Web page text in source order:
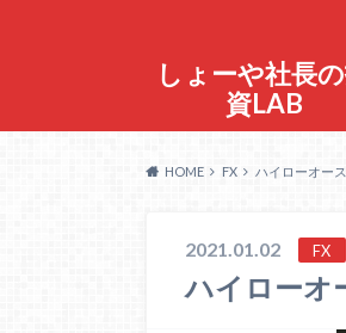
しょーや社長
資LAB
HOME FX ハイローオー
2021.01.02 FX
ハイローオ